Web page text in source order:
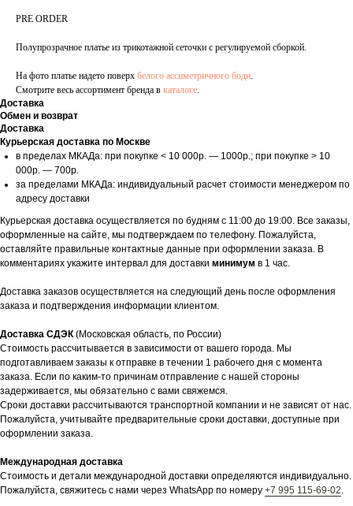
PRE ORDER
Полупрозрачное платье из трикотажной сеточки с регулируемой сборкой.
На фото платье надето поверх белого ассиметричного боди
Смотрите весь ассортимент бренда в каталоге
Доставка
Обмен и возврат
Доставка
Курьерская доставка по Москве
в пределах МКАДа: при покупке < 10 000р. — 1000р.; при покупке > 10
000р. — 700р.
за пределами МКАДа: индивидуальный расчет стоимости менеджером по
адресу доставки
Курьерская доставка осуществляется по будням с 11:00 до 19:00. Все заказы,
оформленные на сайте, мы подтверждаем по телефону. Пожалуйста,
оставляйте правильные контактные данные при оформлении заказа. В
комментариях укажите интервал для доставки минимум в 1 час.
Доставка заказов осуществляется на следующий день после оформления
заказа и подтверждения информации клиентом.
Доставка СДЭК (Московская область, по России)
Стоимость рассчитывается в зависимости от вашего города. Мы
подготавливаем заказы к отправке в течении 1 рабочего дня с момента
заказа. Если по каким-то причинам отправление с нашей стороны
задерживается, мы обязательно с вами свяжемся.
Сроки доставки рассчитываются транспортной компании и не зависят от нас.
Пожалуйста, учитывайте предварительные сроки доставки, доступные при
оформлении заказа.
Международная доставка
Стоимость и детали международной доставки определяются индивидуально.
Пожалуйста, свяжитесь с нами через WhatsApp по номеру +7 995 115-69-02